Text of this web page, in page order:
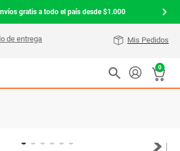
gratis a todo el país desde $1.000
Mis Pedidos
0